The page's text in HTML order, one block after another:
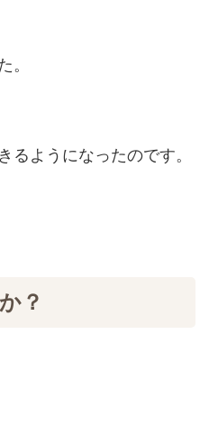
。
るようになったのです。
？